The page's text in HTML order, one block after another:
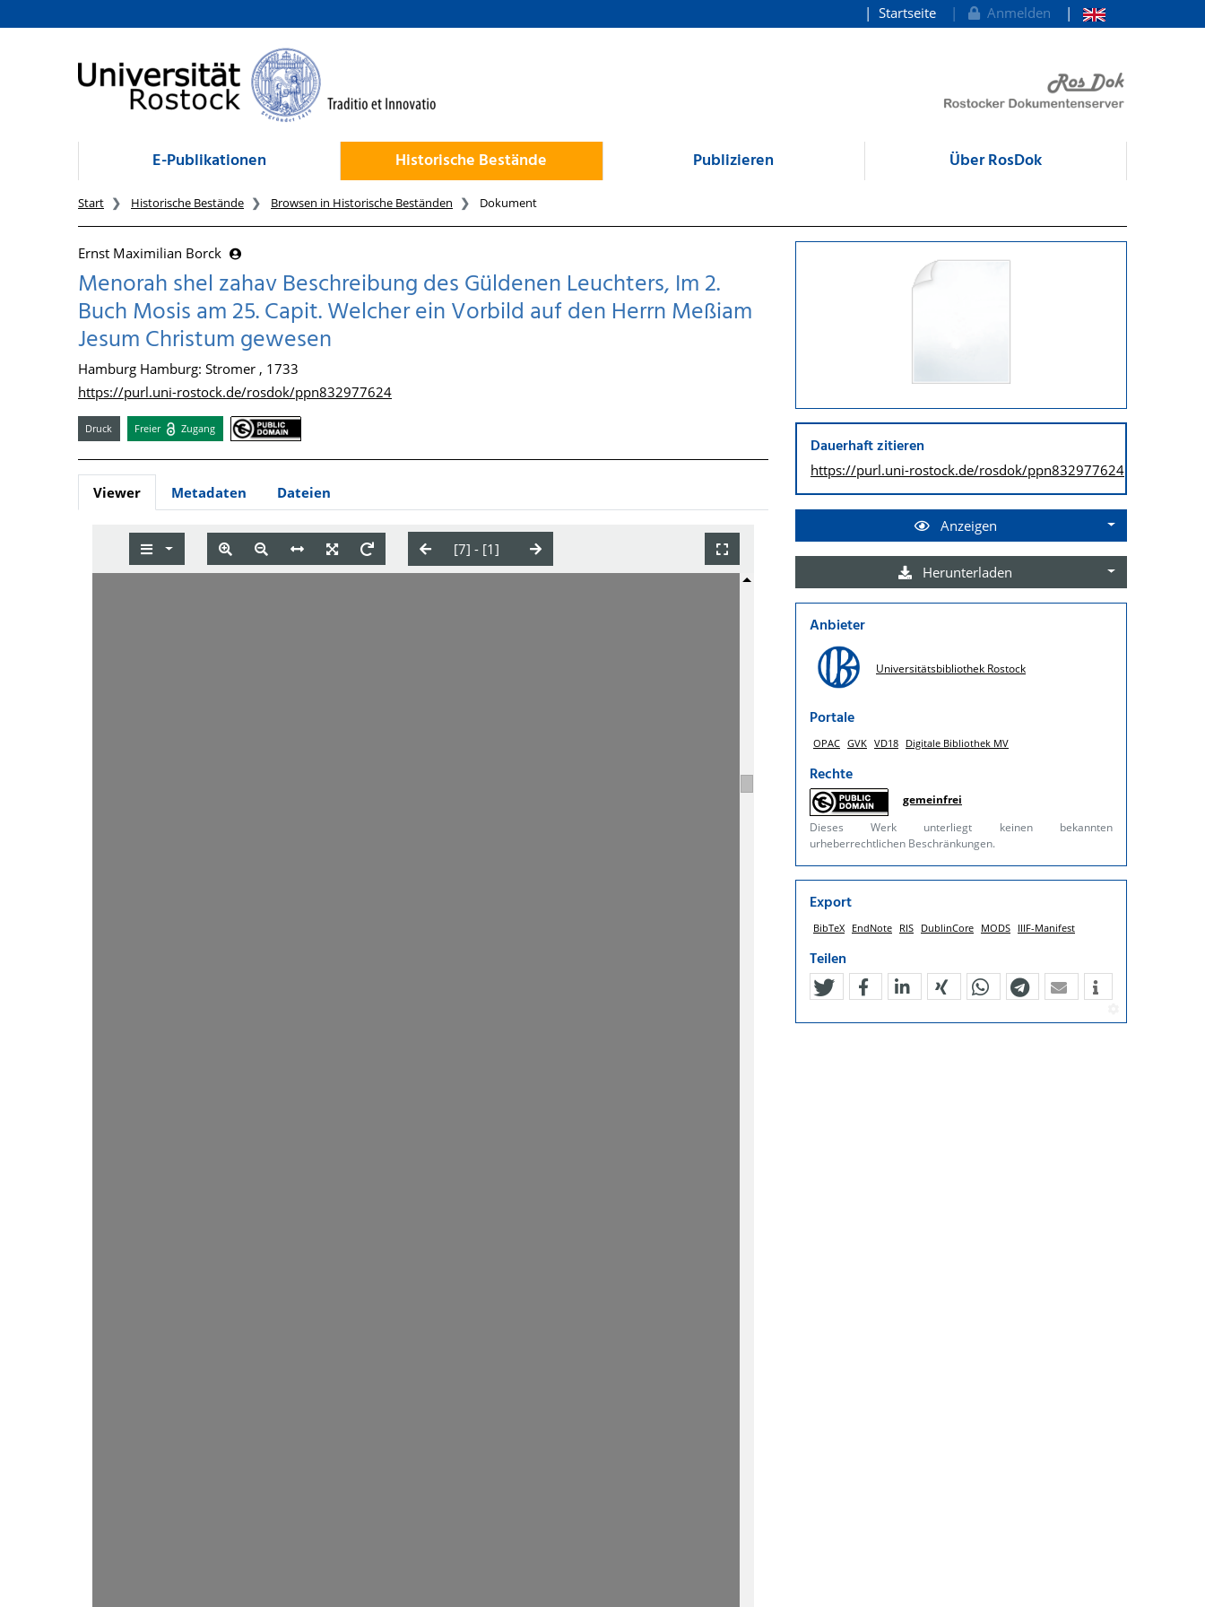
zum Inhalt
Startseite Anmelden
E-Publikationen Historische Bestände Publizieren Über RosDok
Start Historische Bestände Browsen in Historische Beständen Dokument
Ernst Maximilian Borck
Menorah shel zahav Beschreibung des Güldenen Leuchters, Im 2.
Buch Mosis am 25. Capit. Welcher ein Vorbild auf den Herrn Meßiam
Jesum Christum gewesen
Hamburg Hamburg: Stromer , 1733
https://purl.uni-rostock.de/rosdok/ppn832977624
Druck Freier Zugang
Viewer Metadaten Dateien
Dauerhaft zitieren
https://purl.uni-rostock.de/rosdok/ppn832977624
Anzeigen
Herunterladen
Anbieter
Universitätsbibliothek Rostock
Portale
OPAC GVK VD18 Digitale Bibliothek MV
Rechte
gemeinfrei
Dieses Werk unterliegt keinen bekannten
urheberrechtlichen Beschränkungen.
Export
BibTeX EndNote RIS DublinCore MODS IIIF-Manifest
Teilen